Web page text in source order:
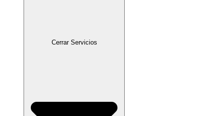
Cerrar Servicios